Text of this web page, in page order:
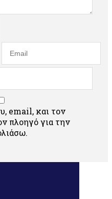
email, και τον
πλοηγό για την